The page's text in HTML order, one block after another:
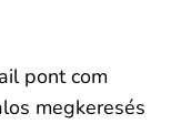
pont com
megkeresés